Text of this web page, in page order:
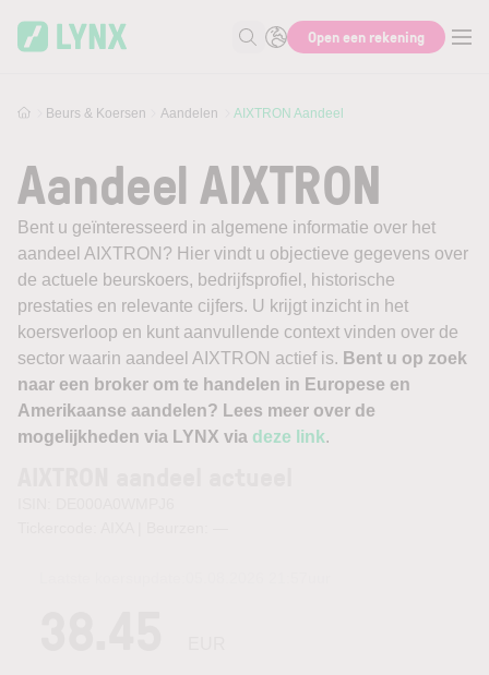
Zoek naar informatie
Open een rekening
Beurs & Koersen Aandelen AIXTRON Aandeel
Aandeel AIXTRON
Bent u geïnteresseerd in algemene informatie over het
aandeel AIXTRON? Hier vindt u objectieve gegevens over
de actuele beurskoers, bedrijfsprofiel, historische
prestaties en relevante cijfers. U krijgt inzicht in het
koersverloop en kunt aanvullende context vinden over de
sector waarin aandeel AIXTRON actief is. Bent u op zoek
naar een broker om te handelen in Europese en
Amerikaanse aandelen? Lees meer over de
mogelijkheden via LYNX via deze link.